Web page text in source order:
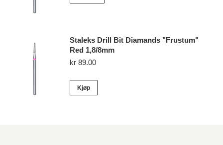
Staleks Drill Bit Diamands "Frustum"
Red 1,8/8mm
kr 89.00
Kjøp